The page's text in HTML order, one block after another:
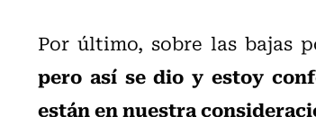
Por último, sobre las bajas
pero así se dio y estoy
están en nuestra